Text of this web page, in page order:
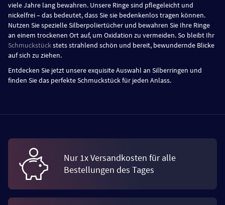
viele Jahre lang bewahren. Unsere Ringe sind pflegeleicht und
nickelfrei – das bedeutet, dass Sie sie bedenkenlos tragen können.
Nutzen Sie spezielle Silberpoliertücher und bewahren Sie Ihre Ringe
an einem trockenen Ort auf, um Oxidation zu vermeiden. So bleibt Ihr
Schmuckstückstets strahlend schön und bereit, bewundernde Blicke
auf sich zu ziehen.
Entdecken Sie jetzt unsere exquisite Auswahl an Silberringen und
finden Sie das perfekte Schmuckstück für jeden Anlass.
Nur 1x Versandkosten für alle
Bestellungen des Tages